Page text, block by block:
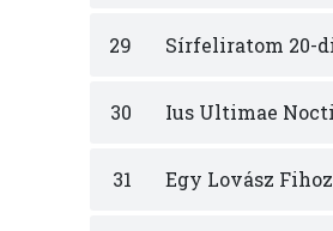
29 Sírfeliratom 20-
30 Ius Ultimae
31 Egy Lovász Fihoz